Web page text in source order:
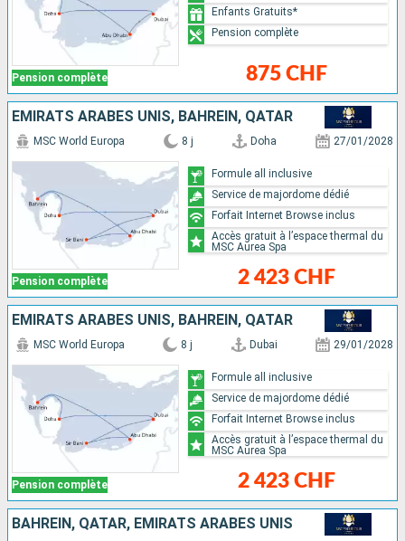
Pension complète 875 CHF
Enfants Gratuits*
Pension complète
EMIRATS ARABES UNIS, BAHREIN, QATAR
Pension complète
MSC World Europa 8 j Doha 27/01/2028
2 423 CHF
Formule all inclusive
Service de majordome dédié
Forfait Internet Browse inclus
Accès gratuit à l’espace thermal du
MSC Aurea Spa
EMIRATS ARABES UNIS, BAHREIN, QATAR
Pension complète
MSC World Europa 8 j Dubai 29/01/2028
2 423 CHF
Formule all inclusive
Service de majordome dédié
Forfait Internet Browse inclus
Accès gratuit à l’espace thermal du
MSC Aurea Spa
BAHREIN, QATAR, EMIRATS ARABES UNIS